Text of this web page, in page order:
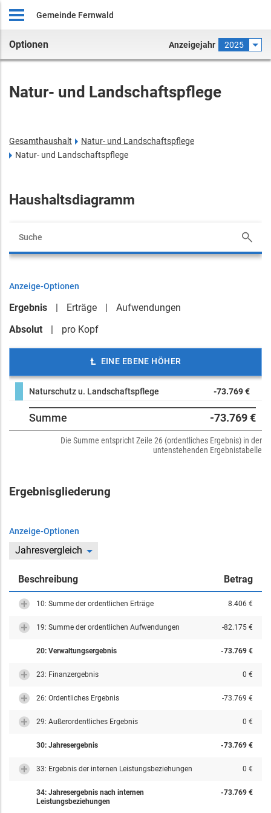
Gemeinde Fernwald
Optionen Anzeigejahr 2025
Natur- und Landschaftspflege
Gesamthaushalt
Natur- und Landschaftspflege
Natur- und Landschaftspflege
Haushaltsdiagramm
Anzeige-Optionen
Ergebnis Erträge
Aufwendungen
Absolut
pro Kopf
EINE EBENE HÖHER
Naturschutz u. Landschaftspflege -73.769 €
Summe -73.769 €
Die Summe entspricht Zeile 26 (ordentliches Ergebnis) in der
untenstehenden Ergebnistabelle
Ergebnisgliederung
Anzeige-Optionen
Jahresvergleich
Beschreibung Betrag
10: Summe der ordentlichen Erträge 8.406 €
19: Summe der ordentlichen Aufwendungen -82.175 €
20: Verwaltungsergebnis -73.769 €
23: Finanzergebnis 0 €
26: Ordentliches Ergebnis -73.769 €
29: Außerordentliches Ergebnis 0 €
30: Jahresergebnis -73.769 €
33: Ergebnis der internen Leistungsbeziehungen 0 €
34: Jahresergebnis nach internen
Leistungsbeziehungen
-73.769 €